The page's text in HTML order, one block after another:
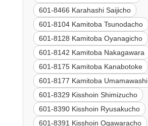
601-8466 Karahashi Saijicho
601-8104 Kamitoba Tsunodacho
601-8128 Kamitoba Oyanagicho
601-8142 Kamitoba Nakagawara
601-8175 Kamitoba Kanabotoke
601-8177 Kamitoba Umamawashi
601-8329 Kisshoin Shimizucho
601-8390 Kisshoin Ryusakucho
601-8391 Kisshoin Ogawaracho